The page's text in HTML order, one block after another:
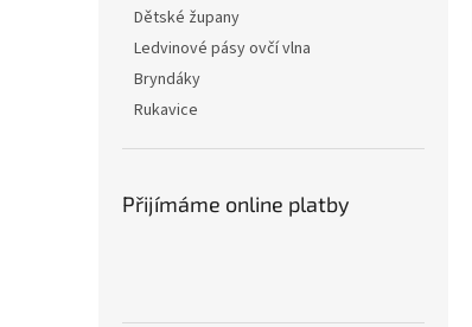
Dětské župany
Ledvinové pásy ovčí vlna
Bryndáky
Rukavice
Přijímáme online platby